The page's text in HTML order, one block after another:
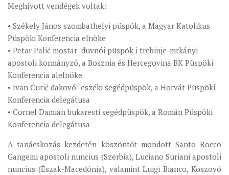
MUNKADOKUMENTUMOK
ZSINATI HÍREK-ÚJSÁG
PASZTORÁLSZOCIOLÓGIAI FELMÉRÉS
KISKORÚAK VÉDELME
„GYERMEKVÉDELMI” KIHÍVÁSOK KÁNONJOGI
MEGKÖZELÍTÉSBEN
Meghívott vendégek voltak:
• Székely János szombathelyi püspök, a Magyar Katolikus
Püspöki Konferencia elnöke
• Petar Palić mostar–duvnói püspök i trebinje-mrkányi
apostoli kormányzó, a Bosznia és Hercegovina BK Püspöki
Konferencia alelnöke
• Ivan Ćurić đakovó–eszéki segédpüspök, a Horvát Püspöki
Konferencia delegátusa
• Cornel Damian bukaresti segédpüspök, a Román Püspöki
Konferencia delegátusa
A tanácskozás kezdetén köszöntőt mondott Santo Rocco
Gangemi apostoli nuncius (Szerbia), Luciano Suriani apostoli
nuncius (Észak-Macedónia), valamint Luigi Bianco, Koszovó